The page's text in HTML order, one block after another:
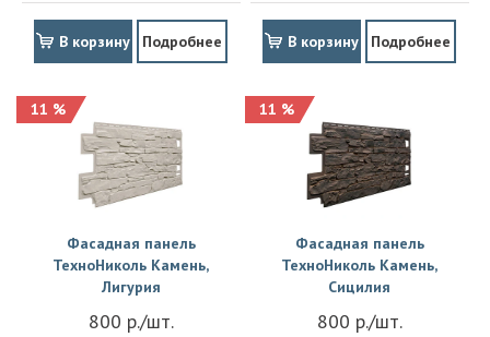
В корзину Подробнее В корзину Подробнее
11 %
Фасадная панель
ТехноНиколь Камень,
Лигурия
800 р./шт.
11 %
Фасадная панель
ТехноНиколь Камень,
Сицилия
800 р./шт.